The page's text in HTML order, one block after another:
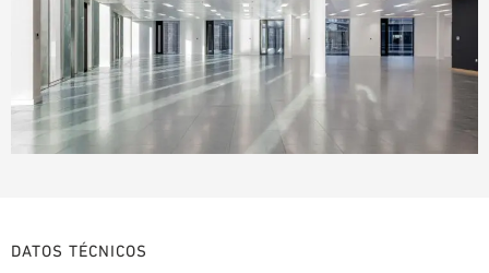
DATOS TÉCNICOS